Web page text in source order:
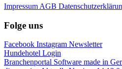
Impressum AGB
Folge uns
Facebook Instagram Newsletter
Hundehotel Login
Branchenportal Software made in